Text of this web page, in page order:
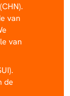
van
van
de